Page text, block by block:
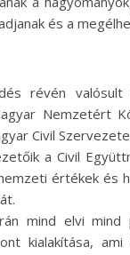
és a
révén
Nemzetért
Civil
a Civil
értékek és
mind elvi mind
kialakítása,